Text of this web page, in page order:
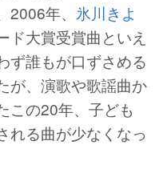
年、 氷川きよ
ド大賞受賞曲といえ
ず誰もが口ずさめる
が、演歌や歌謡曲か
この20年、子ども
れる曲が少なくなっ